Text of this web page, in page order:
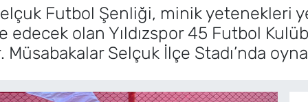
Futbol Şenliği, minik yetenekleri
olan Yıldızspor 45 Futbol
Selçuk İlçe Stadı’nda